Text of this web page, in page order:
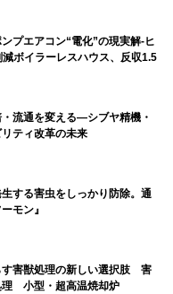
プエアコン“電化”の現実解-ヒ
ボイラーレスハウス、反収1.5
流通を変える―シブヤ精機・
ティ改革の未来
する害虫をしっかり防除。通
モン』
す害獣処理の新しい選択肢 害
理 小型・超高温焼却炉